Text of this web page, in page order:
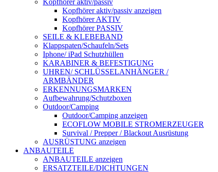
Kopfhörer aktiv/passiv
Kopfhörer aktiv/passiv anzeigen
Kopfhörer AKTIV
Kopfhörer PASSIV
SEILE & KLEBEBAND
Klappspaten/Schaufeln/Sets
Iphone/ iPad Schutzhüllen
KARABINER & BEFESTIGUNG
UHREN/ SCHLÜSSELANHÄNGER /
ARMBÄNDER
ERKENNUNGSMARKEN
Aufbewahrung/Schutzboxen
Outdoor/Camping
Outdoor/Camping anzeigen
ECOFLOW MOBILE STROMERZEUGER
Survival / Prepper / Blackout Ausrüstung
AUSRÜSTUNG anzeigen
ANBAUTEILE
ANBAUTEILE anzeigen
ERSATZTEILE/DICHTUNGEN